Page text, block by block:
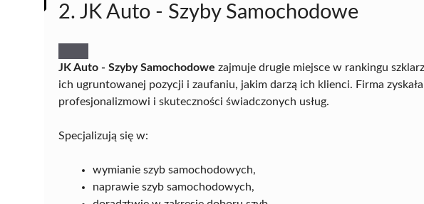
2. JK Auto - Szyby Samochodowe
JK Auto - Szyby Samochodowe zajmuje drugie miejsce w rankingu
ich ugruntowanej pozycji i zaufaniu, jakim darzą ich klienci. Firma
profesjonalizmowi i skuteczności świadczonych usług.
Specjalizują się w:
wymianie szyb samochodowych,
naprawie szyb samochodowych,